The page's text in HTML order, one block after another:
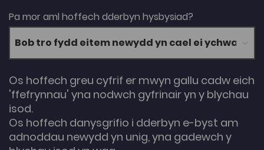
Pa mor aml hoffech dderbyn hysbysiad?
Os hoffech greu cyfrif er mwyn gallu cadw eich
'ffefrynnau' yna nodwch gyfrinair yn y blychau
isod.
Os hoffech danysgrifio i dderbyn e-byst am
adnoddau newydd yn unig, yna gadewch y